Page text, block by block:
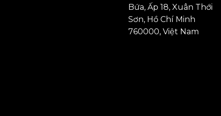
Bứa, Ấp 18, Xuân Thới
Sơn, Hồ Chí Minh
760000, Việt Nam